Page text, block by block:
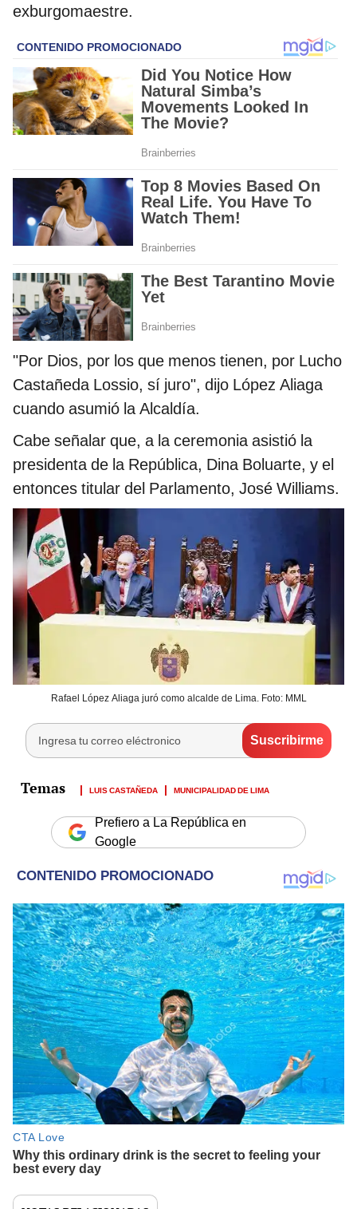
exburgomaestre.
"Por Dios, por los que menos tienen, por Lucho
Castañeda Lossio, sí juro", dijo López Aliaga
cuando asumió la Alcaldía.
Cabe señalar que, a la ceremonia asistió la
presidenta de la República, Dina Boluarte, y el
entonces titular del Parlamento, José Williams.
Rafael López Aliaga juró como alcalde de Lima. Foto: MML
LUIS CASTAÑEDA MUNICIPALIDAD DE LIMA
Prefiero a La República en
Google